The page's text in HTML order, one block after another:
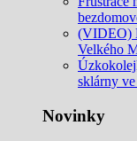
(VIDEO)
Velkého
sklárny
Novinky